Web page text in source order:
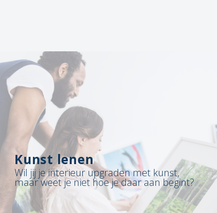
Kunst lenen
Wil jij je interieur upgraden met kunst,
maar weet je niet hoe je daar aan begint?